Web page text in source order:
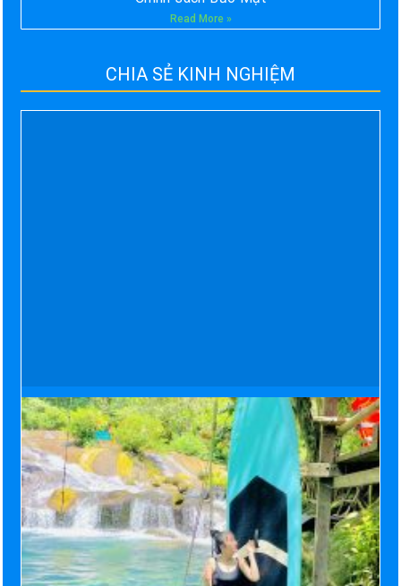
Read More »
CHIA SẺ KINH NGHIỆM